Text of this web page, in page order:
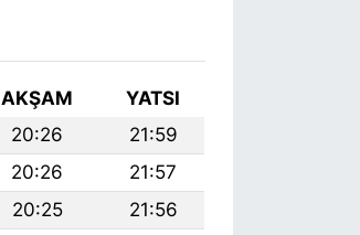
AKŞAM
YATSI
20:26
21:59
20:26
21:57
20:25
21:56